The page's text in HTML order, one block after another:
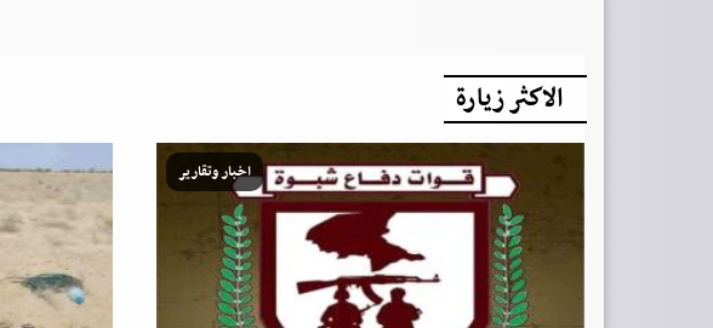
الاكثر زيارة
اخبار وتقارير